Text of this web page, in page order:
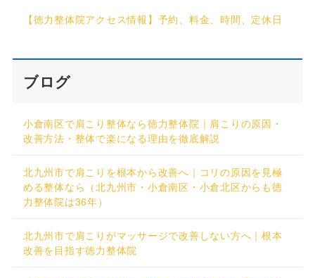
【徳力整体院アクセス情報】予約、料金、時間、定休日
ブログ
小倉南区で肩こり整体なら徳力整体院｜肩こりの原因・
改善方法・整体で楽になる理由を徹底解説
北九州市で肩こりを根本から改善へ｜コリの原因を見極
める整体なら（北九州市・小倉南区・小倉北区からも徳
力整体院は36年）
北九州市で肩こりがマッサージで改善しない方へ｜根本
改善を目指す徳力整体院